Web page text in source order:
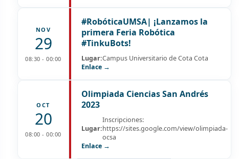
NOV
29
08:30 - 00:00
#RobóticaUMSA| ¡Lanzamos la
primera Feria Robótica
#TinkuBots!
Lugar:Campus Universitario de Cota Cota
Enlace →
OCT
20
08:00 - 00:00
Olimpiada Ciencias San Andrés
2023
Lugar:
Inscripciones:
https://sites.google.com/view/olimpiada-
ocsa
Enlace →